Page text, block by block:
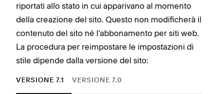
riportati allo stato in cui apparivano al momento
della creazione del sito. Questo non modificherà il
contenuto del sito né l’abbonamento per siti web.
La procedura per reimpostare le impostazioni di
stile dipende dalla versione del sito:
VERSIONE 7.1 VERSIONE 7.0